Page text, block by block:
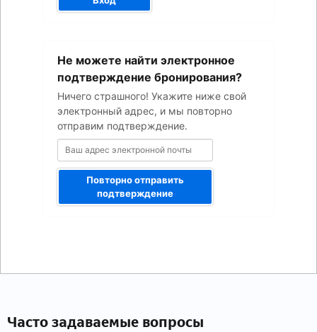
Не можете найти электронное
подтверждение бронирования?
Ничего страшного! Укажите ниже свой
электронный адрес, и мы повторно
отправим подтверждение.
адрес
электронной
почты
Повторно отправить
подтверждение
Часто задаваемые вопросы